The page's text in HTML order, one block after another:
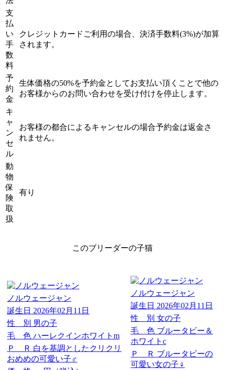
支
払
い
手
数
料
クレジットカードご利用の場合、決済手数料(3%)が加算
されます。
予
約
金
生体価格の50%を予約金としてお支払い頂くことで他の
お客様からのお問い合わせを受け付けを停止します。
キ
ャ
ン
セ
ル
お客様の都合によるキャンセルの場合予約金は返金さ
れません。
動
物
保
険
取
扱
有り
このブリーダーの子猫
ノルウェージャン
誕生日 2026年02月11日
性 別 男の子
毛 色 ハーレクインホワイトm
Ｐ Ｒ 白を基調としたクリクリ
おめめの可愛い子♂
ノルウェージャン
誕生日 2026年02月11日
性 別 女の子
毛 色 ブルータビー＆
ホワイトc
Ｐ Ｒ ブルータビーの
可愛い女の子♀